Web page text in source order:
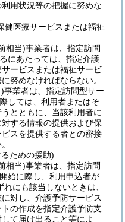
用状況等の把握に努めな
健医療サービスまたは福祉
相当)事業者は、指定訪問
にあたっては、指定介護
ービスまたは福祉サービ
努めなければならない。
事業者は、指定訪問型サー
しては、利用者またはそ
とともに、当該利用者に
する情報の提供および保
スを提供する者との密接
ための援助)
相当)事業者は、指定訪問
始に際し、利用申込者が
にも該当しないときは、
対し、介護予防サービス
の作成を指定介護予防支
て届け出ること等によ